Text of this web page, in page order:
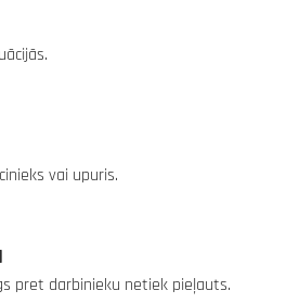
vai upuris.
pret darbinieku netiek pieļauts.